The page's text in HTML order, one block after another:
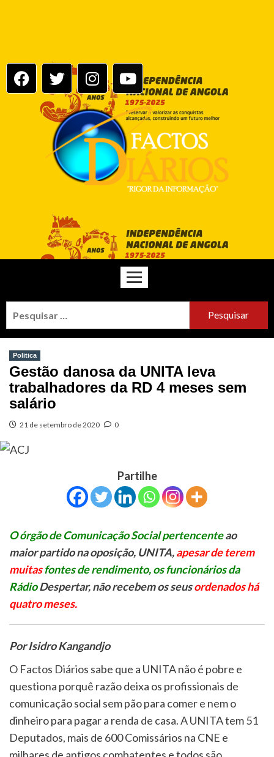
Politica
Gestão danosa da UNITA leva
trabalhadores da RD 4 meses sem
salário
21 de setembro de 2020 0
Partilhe
O órgão de Comunicação Social pertencenteao
maior partido na oposição, UNITA,apesar de terem
muitas fontes de rendimento, os funcionários da
RádioDespertar, não recebem os seusordenados há
quatro meses.
Por Isidro Kangandjo
O Factos Diários sabe que a UNITA não é pobre e
questiona porquê razão deixa os profissionais de
comunicação social sem pão para comer e nem o
dinheiro para pagar a renda de casa. A UNITA tem 51
Deputados, mais de 600 Comissários na CNE e